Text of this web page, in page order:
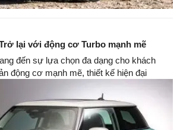
lại với động cơ Turbo mạnh mẽ
đến sự lựa chọn đa dạng cho khách
động cơ mạnh mẽ, thiết kế hiện đại